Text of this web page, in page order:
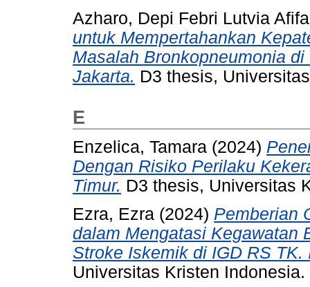
Azharo, Depi Febri Lutvia Afifa
untuk Mempertahankan
Masalah Bronkopneumonia
Jakarta. D3 thesis,
E
Enzelica, Tamara (2024)
Dengan Risiko Perilaku
Timur. D3 thesis, Universitas
Ezra, Ezra (2024) Pemberian
dalam Mengatasi Kegawatan
Stroke Iskemik di IGD RS
Universitas Kristen Indonesia.